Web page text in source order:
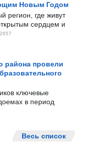
Новым Годом
регион, где живут
сердцем и
2657
района провели
ключевые
в период
Весь список